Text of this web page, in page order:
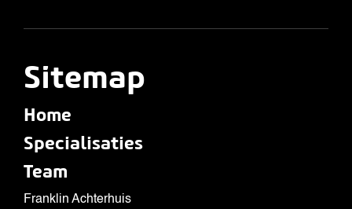
Sitemap
Home
Specialisaties
Team
Franklin Achterhuis